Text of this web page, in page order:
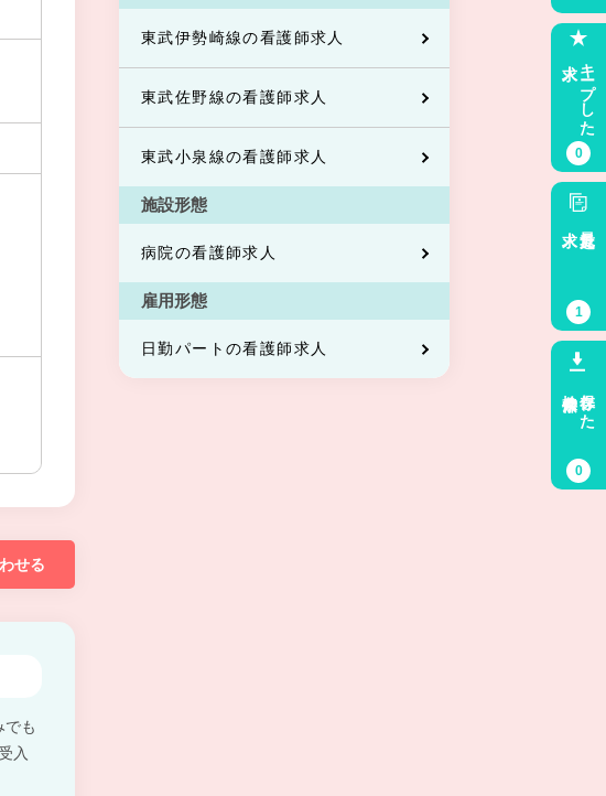
せる
も
入
東武伊勢崎線の看護師求人
東武佐野線の看護師求人
東武小泉線の看護師求人
施設形態
病院の看護師求人
雇用形態
日勤パートの看護師求人
キープした
0
最近見た
1
保存した
0